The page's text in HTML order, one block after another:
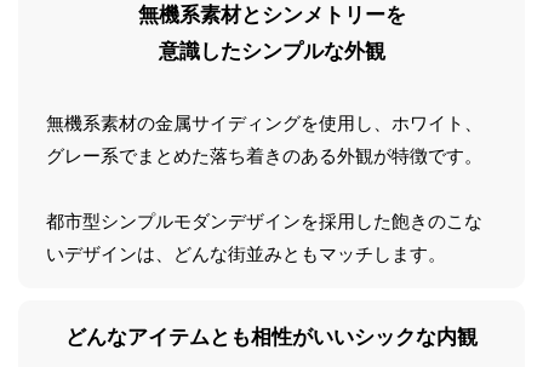
無機系素材とシンメトリーを
意識したシンプルな外観
無機系素材の金属サイディングを使用し、ホワイト、
グレー系でまとめた落ち着きのある外観が特徴です。
都市型シンプルモダンデザインを採用した飽きのこな
いデザインは、どんな街並みともマッチします。
どんなアイテムとも相性がいいシックな内観